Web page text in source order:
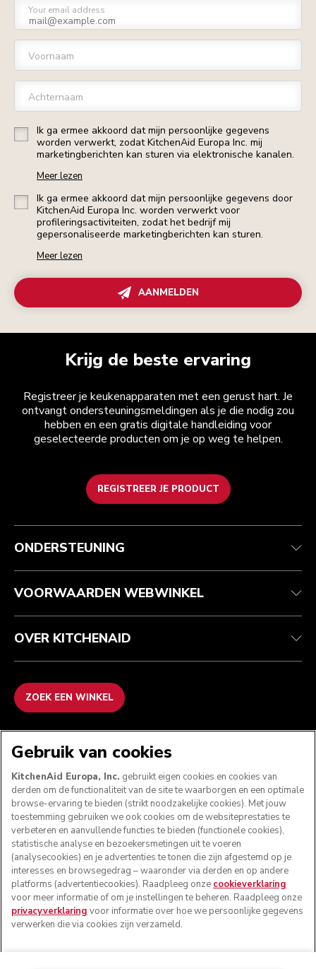
Your email address
Voornaam
Achternaam
Ik ga ermee akkoord dat mijn persoonlijke gegevens
worden verwerkt, zodat KitchenAid Europa Inc. mij
marketingberichten kan sturen via elektronische kanalen.
Meer lezen
Ik ga ermee akkoord dat mijn persoonlijke gegevens door
KitchenAid Europa Inc. worden verwerkt voor
profileringsactiviteiten, zodat het bedrijf mij
gepersonaliseerde marketingberichten kan sturen.
Meer lezen
AANMELDEN
Krijg de beste ervaring
Registreer je keukenapparaten met een gerust hart. Je
ontvangt ondersteuningsmeldingen als je die nodig zou
hebben en een gratis digitale handleiding voor
geselecteerde producten om je op weg te helpen.
REGISTREER JE PRODUCT
Health check
Je bestelling volgen
Garantie en documenten
Veelgestelde vragen
Algemene voorwaarden
Retournering en terugbetaling
Imprint
ODR
Het merk
Zoek een winkel
ONDERSTEUNING
VOORWAARDEN WEBWINKEL
OVER KITCHENAID
ZOEK EEN WINKEL
VOLG ONS
Gebruik van cookies
KitchenAid Europa, Inc. gebruikt eigen cookies en cookies van
derden om de functionaliteit van de site te waarborgen en een optimale
browse-ervaring te bieden (strikt noodzakelijke cookies). Met jouw
toestemming gebruiken we ook cookies om de websiteprestaties te
verbeteren en aanvullende functies te bieden (functionele cookies),
statistische analyse en bezoekersmetingen uit te voeren
(analysecookies) en je advertenties te tonen die zijn afgestemd op je
interesses en browsegedrag – waaronder via derden en op andere
platforms (advertentiecookies). Raadpleeg onze cookieverklaring
voor meer informatie of om je instellingen te beheren. Raadpleeg onze
privacyverklaring voor informatie over hoe we persoonlijke gegevens
verwerken die via cookies zijn verzameld.